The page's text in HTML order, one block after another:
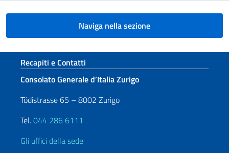
Naviga nella sezione
Sezione footer
Recapiti e Contatti
Consolato Generale d’Italia Zurigo
Tödistrasse 65 – 8002 Zurigo
Tel.044 286 6111
Gli uffici della sede